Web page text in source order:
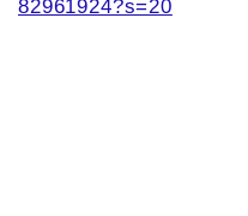
82961924?s=20